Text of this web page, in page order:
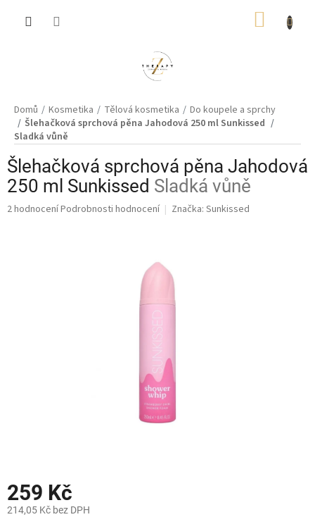
Domů Kosmetika Tělová kosmetika
Do koupele a sprchy
Šlehačková sprchová pěna Jahodová 250 ml Sunkissed
Sladká vůně
Šlehačková sprchová pěna Jahodová
250 ml Sunkissed Sladká vůně
Průměrné
2 hodnoceníPodrobnosti hodnocení Značka: Sunkissed
259 Kč
214,05 Kč bez DPH